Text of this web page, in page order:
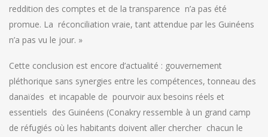
reddition des comptes et de la transparence n’a pas été
promue. La réconciliation vraie, tant attendue par les Guinéens
n’a pas vu le jour. »
Cette conclusion est encore d’actualité : gouvernement
pléthorique sans synergies entre les compétences, tonneau des
danaïdes et incapable de pourvoir aux besoins réels et
essentiels des Guinéens (Conakry ressemble à un grand camp
de réfugiés où les habitants doivent aller chercher chacun le